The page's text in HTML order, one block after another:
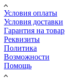
Условия оплаты
Условия доставки
Гарантия на товар
Реквизиты
Политика
Возможности
Помощь